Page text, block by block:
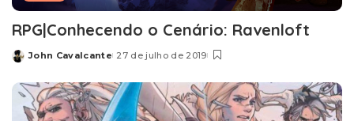
RPG|Conhecendo o Cenário: Ravenloft
Posted
John Cavalcante 27 de julho de 2019